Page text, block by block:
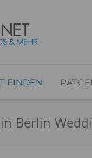
FINDEN
Berlin